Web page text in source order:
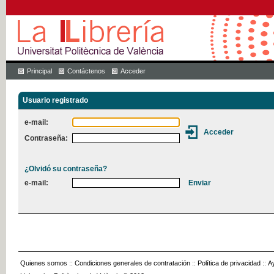
Principal Contáctenos Acceder
Usuario registrado
e-mail:
Contraseña:
¿Olvidó su contraseña?
e-mail:
Quienes somos :: Condiciones generales de contratación :: Política de privacidad ::